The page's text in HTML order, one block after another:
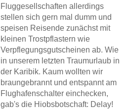
Fluggesellschaften allerdings
stellen sich gern mal dumm und
speisen Reisende zunächst mit
kleinen Trostpflastern wie
Verpflegungsgutscheinen ab. Wie
in unserem letzten Traumurlaub in
der Karibik. Kaum wollten wir
braungebrannt und entspannt am
Flughafenschalter einchecken,
gab's die Hiobsbotschaft: Delay!